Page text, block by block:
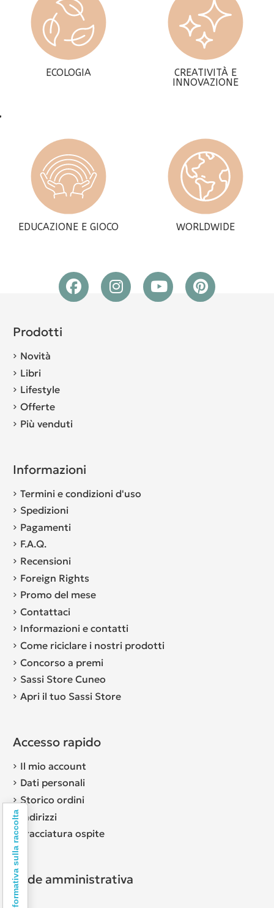
ECOLOGIA
CREATIVITÀ E
INNOVAZIONE
EDUCAZIONE E GIOCO WORLDWIDE
Prodotti
Novità
Libri
Lifestyle
Offerte
Più venduti
Informazioni
Termini e condizioni d'uso
Spedizioni
Pagamenti
F.A.Q.
Recensioni
Foreign Rights
Promo del mese
Contattaci
Informazioni e contatti
Come riciclare i nostri prodotti
Concorso a premi
Sassi Store Cuneo
Apri il tuo Sassi Store
Accesso rapido
Il mio account
Dati personali
Storico ordini
Indirizzi
Tracciatura ospite
Sede amministrativa
Informativa sulla raccolta